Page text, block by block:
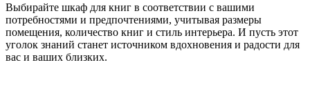
Выбирайте шкаф для книг в соответствии с вашими
потребностями и предпочтениями, учитывая размеры
помещения, количество книг и стиль интерьера. И пусть этот
уголок знаний станет источником вдохновения и радости для
вас и ваших близких.